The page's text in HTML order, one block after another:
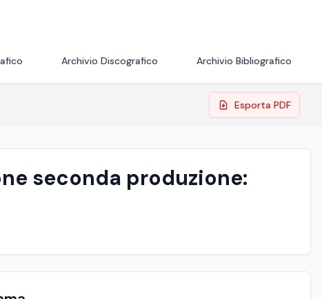
Archivio Discografico Archivio Bibliografico
Esporta PDF
seconda produzione: